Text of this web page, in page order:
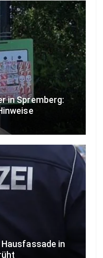
in Spremberg:
in